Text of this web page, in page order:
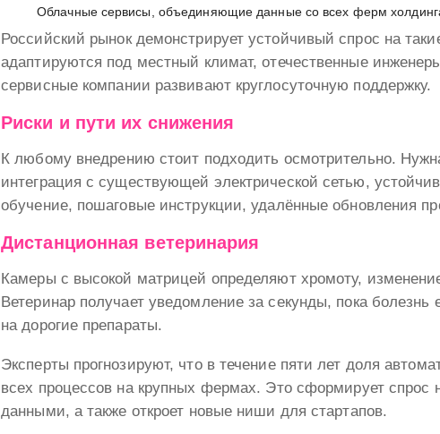
Облачные сервисы, объединяющие данные со всех ферм
Российский рынок демонстрирует устойчивый спрос на
адаптируются под местный климат, отечественные
сервисные компании развивают круглосуточную поддержку.
Риски и пути их снижения
К любому внедрению стоит подходить осмотрительно.
интеграция с существующей электрической сетью,
обучение, пошаговые инструкции, удалённые обновления
Дистанционная ветеринария
Камеры с высокой матрицей определяют хромоту,
Ветеринар получает уведомление за секунды, пока
на дорогие препараты.
Эксперты прогнозируют, что в течение пяти лет доля
всех процессов на крупных фермах. Это сформирует спрос
данными, а также откроет новые ниши для стартапов.